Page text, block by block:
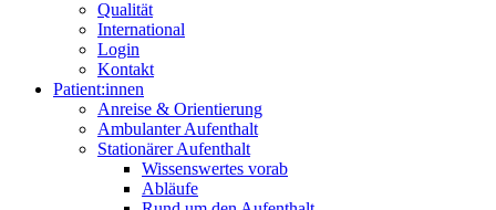
Qualität
International
Login
Kontakt
Patient:innen
Anreise & Orientierung
Ambulanter Aufenthalt
Stationärer Aufenthalt
Wissenswertes vorab
Abläufe